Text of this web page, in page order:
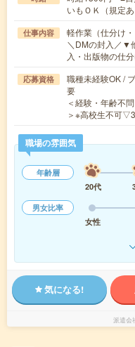
いもＯＫ（規定あ
仕事内容
軽作業（仕分け
＼DMの封入／▼
入・出版物の仕
応募資格
職種未経験OK /
要
＜経験・年齢不
＞※高校生不可
職場の雰囲気
年齢層
20代
男女比率
女性
気になる!
派遣会